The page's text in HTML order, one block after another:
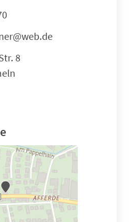
8